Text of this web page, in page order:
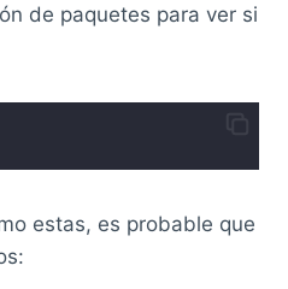
de paquetes para ver si
estas, es probable que